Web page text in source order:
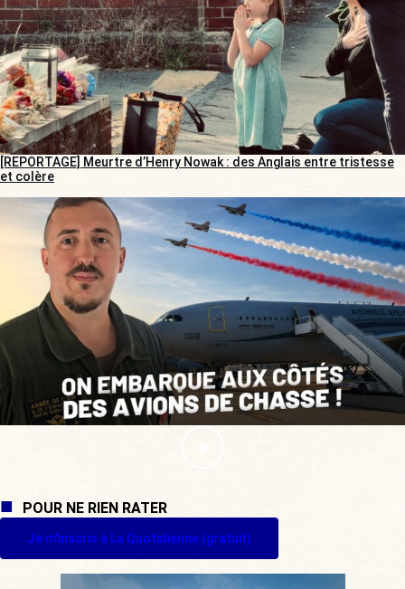
[REPORTAGE] Meurtre d’Henry Nowak : des Anglais entre tristesse
et colère
POUR NE RIEN RATER
Je m'inscris à La Quotidienne (gratuit)